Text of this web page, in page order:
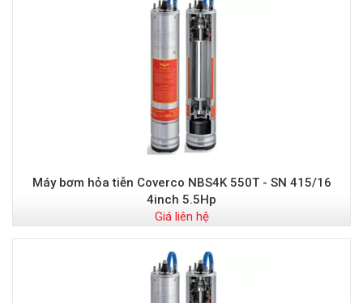
Máy bơm hỏa tiễn Coverco NBS4K 550T - SN 415/16
4inch 5.5Hp
Giá liên hệ